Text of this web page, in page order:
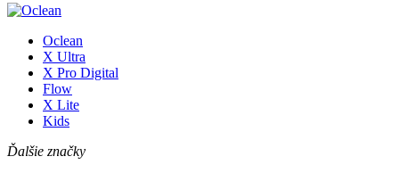
Oclean
X Ultra
X Pro Digital
Flow
X Lite
Kids
Ďalšie značky